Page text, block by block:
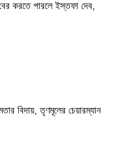
বের করতে পারলে ইস্তফা দেব,
বিদায়, তৃণমূলের চেয়ারম্যান